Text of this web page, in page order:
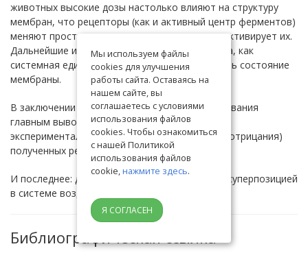
животных высокие дозы настолько влияют на структуру
мембран, что рецепторы (как и активный центр ферментов)
меняют пространственную структуру, что инактивирует их.
Дальнейшие итерации показывают, что клетка, как
системная единица, пытается скомпенсировать состояние
мембраны.
В заключении нашего «виртуального» исследования
главным выводом является необходимость
экспериментального подтверждения (или его отрицания)
полученных результатов.
И последнее: данные аттракторы и являются суперпозицией
в системе воздействия препаратов.
Библиографическая ссылка
Мы используем файлы
cookies для улучшения
работы сайта. Оставаясь на
нашем сайте, вы
соглашаетесь с условиями
использования файлов
cookies. Чтобы ознакомиться
с нашей Политикой
использования файлов
cookie,нажмите здесь.
Я СОГЛАСЕН